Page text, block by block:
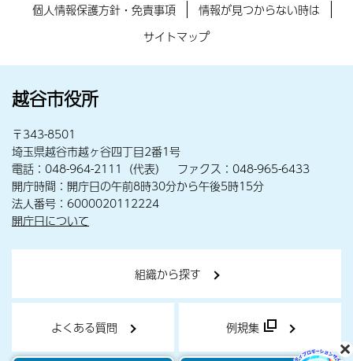
個人情報保護方針・免責事項
情報が見つからない時は
サイトマップ
越谷市役所
〒343-8501
埼玉県越谷市越ヶ谷四丁目2番1号
電話：048-964-2111（代表） ファクス：048-965-6433
開庁時間：開庁日の午前8時30分から午後5時15分
法人番号：6000020112224
開庁日について
組織から探す
よくある質問 例規集